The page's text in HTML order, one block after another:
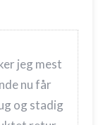
jeg mest
nu får
og stadig